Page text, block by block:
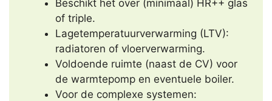
Beschikt het over (minimaal) HR++ glas
of triple.
Lagetemperatuurverwarming (LTV):
radiatoren of vloerverwarming.
Voldoende ruimte (naast de CV) voor
de warmtepomp en eventuele boiler.
Voor de complexe systemen: